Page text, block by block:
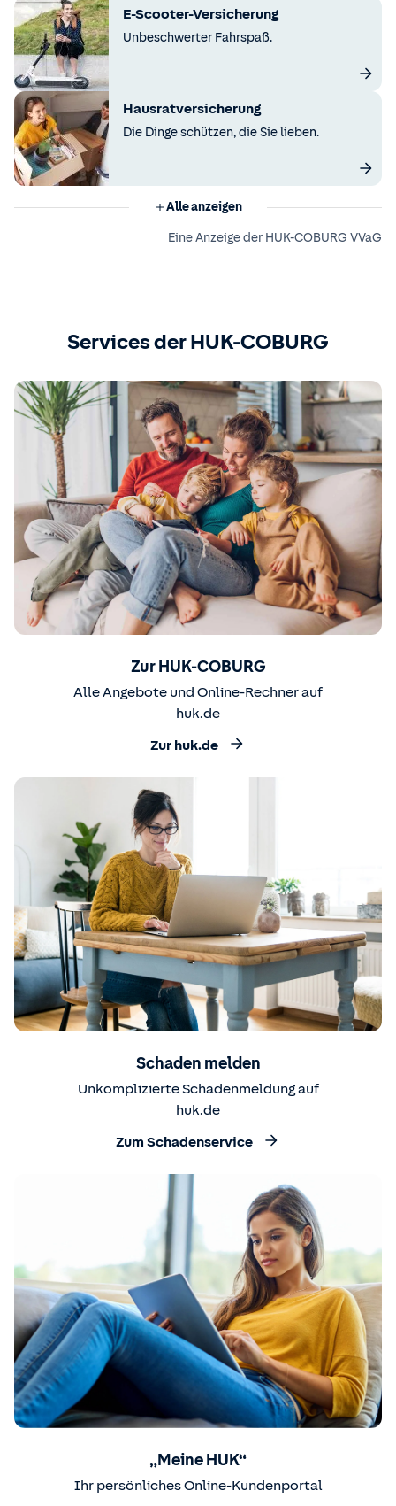
E-Scooter-Versicherung
Unbeschwerter Fahrspaß.
Hausratversicherung
Die Dinge schützen, die Sie lieben.
Alle anzeigen
Eine Anzeige der HUK-COBURG VVaG
Services der HUK-COBURG
Zur HUK-COBURG
Alle Angebote und Online-Rechner auf
huk.de
Zur huk.de
Schaden melden
Unkomplizierte Schadenmeldung auf
huk.de
Zum Schadenservice
„Meine HUK“
Ihr persönliches Online-Kundenportal